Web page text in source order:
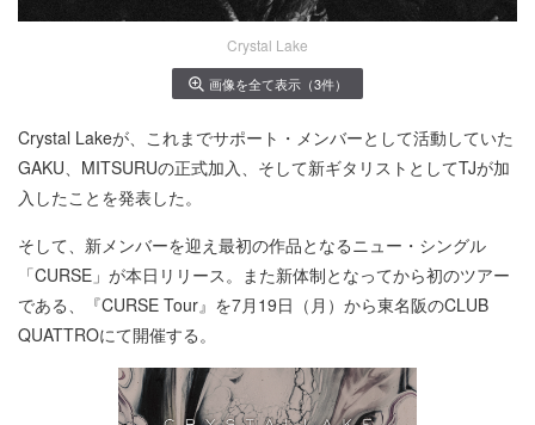
Crystal Lake
画像を全て表示（3件）
Crystal Lakeが、これまでサポート・メンバーとして活動していた
GAKU、MITSURUの正式加入、そして新ギタリストとしてTJが加
入したことを発表した。
そして、新メンバーを迎え最初の作品となるニュー・シングル
「CURSE」が本日リリース。また新体制となってから初のツアー
である、『CURSE Tour』を7月19日（月）から東名阪のCLUB
QUATTROにて開催する。